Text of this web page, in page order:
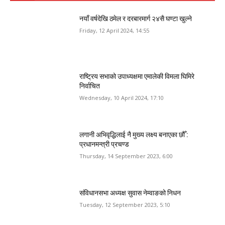
नयाँ वर्षदेखि ठमेल र दरबारमार्ग २४सै घण्टा खुल्ने
Friday, 12 April 2024, 14:55
राष्ट्रिय सभाको उपाध्यक्षमा एमालेकी विमला घिमिरे
निर्वाचित
Wednesday, 10 April 2024, 17:10
लगानी अभिवृद्धिलाई नै मुख्य लक्ष्य बनाएका छौँ :
प्रधानमन्त्री प्रचण्ड
Thursday, 14 September 2023, 6:00
संविधानसभा अध्यक्ष सुवास नेम्वाङको निधन
Tuesday, 12 September 2023, 5:10